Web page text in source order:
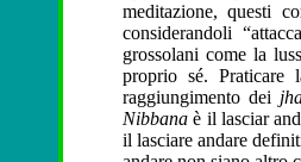
meditazione, questi
considerandoli
grossolani come la
proprio sé.
raggiungimento dei
Nibbana è il lasciar
il lasciare andare